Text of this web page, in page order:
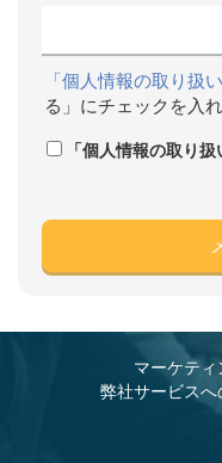
「個人情報の取り扱い
る」にチェックを入
「個人情報の取り
マーケティ
弊社サービスへ